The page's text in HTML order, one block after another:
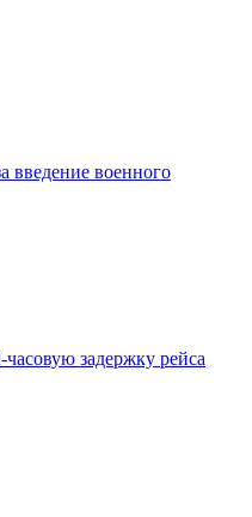
введение военного
задержку рейса